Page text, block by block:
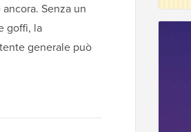
Senza un
goffi, la
generale può